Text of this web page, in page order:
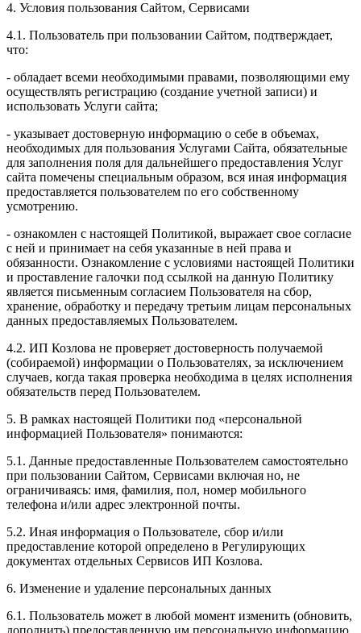
4. Условия пользования Сайтом, Сервисами
4.1. Пользователь при пользовании Сайтом, подтверждает,
что:
- обладает всеми необходимыми правами, позволяющими ему
осуществлять регистрацию (создание учетной записи) и
использовать Услуги сайта;
- указывает достоверную информацию о себе в объемах,
необходимых для пользования Услугами Сайта, обязательные
для заполнения поля для дальнейшего предоставления Услуг
сайта помечены специальным образом, вся иная информация
предоставляется пользователем по его собственному
усмотрению.
- ознакомлен с настоящей Политикой, выражает свое согласие
с ней и принимает на себя указанные в ней права и
обязанности. Ознакомление с условиями настоящей Политики
и проставление галочки под ссылкой на данную Политику
является письменным согласием Пользователя на сбор,
хранение, обработку и передачу третьим лицам персональных
данных предоставляемых Пользователем.
4.2. ИП Козлова не проверяет достоверность получаемой
(собираемой) информации о Пользователях, за исключением
случаев, когда такая проверка необходима в целях исполнения
обязательств перед Пользователем.
5. В рамках настоящей Политики под «персональной
информацией Пользователя» понимаются:
5.1. Данные предоставленные Пользователем самостоятельно
при пользовании Сайтом, Сервисами включая но, не
ограничиваясь: имя, фамилия, пол, номер мобильного
телефона и/или адрес электронной почты.
5.2. Иная информация о Пользователе, сбор и/или
предоставление которой определено в Регулирующих
документах отдельных Сервисов ИП Козлова.
6. Изменение и удаление персональных данных
6.1. Пользователь может в любой момент изменить (обновить,
дополнить) предоставленную им персональную информацию